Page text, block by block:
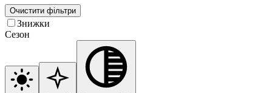
Очистити фільтри
Знижки
Сезон